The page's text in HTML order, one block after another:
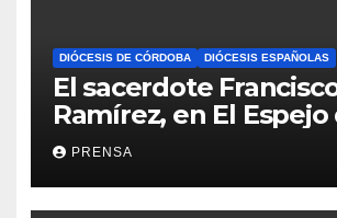
DIÓCESIS DE CÓRDOBA DIÓCESIS ESPAÑOLAS
El sacerdote
Ramírez, en El Espejo
Iglesia
PRENSA